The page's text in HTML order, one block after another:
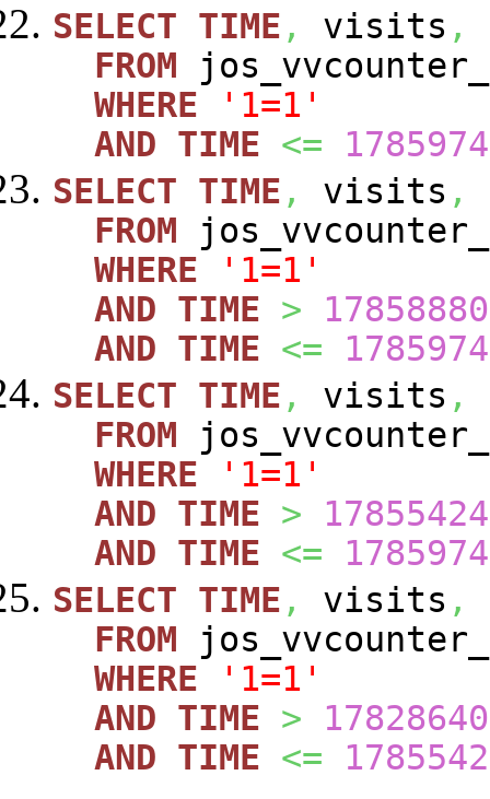
SELECT TIME , visits ,
FROM
WHERE
'1=1'
AND TIME <=
SELECT TIME , visits ,
FROM
WHERE
'1=1'
AND TIME >
AND TIME <=
SELECT TIME , visits ,
FROM
WHERE
'1=1'
AND TIME >
AND TIME <=
SELECT TIME , visits ,
FROM
WHERE
'1=1'
AND TIME >
AND TIME <=